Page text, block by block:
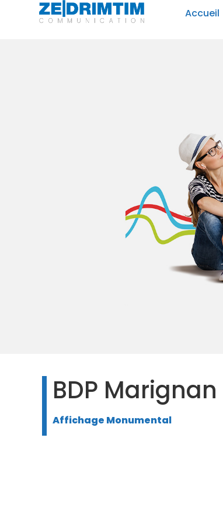
Accueil
BDP
Affichage Monumental
Panneau de gestion des cookies